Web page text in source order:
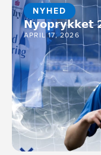
NYHED
𝗡𝘆𝗼𝗽𝗿𝘆𝗸𝗸𝗲𝘁
APRIL 17, 2026